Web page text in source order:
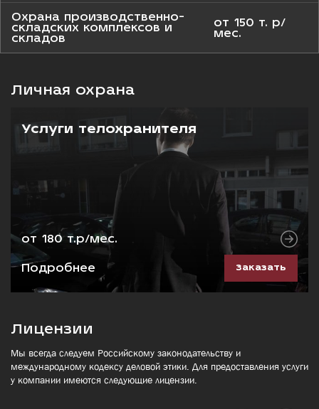
Охрана производственно-
складских комплексов и
складов
от 150 т. р/
мес.
Личная охрана
Услуги телохранителя
от 180 т.р/мес.
Подробнее Заказать
Лицензии
Мы всегда следуем Российскому законодательству и
международному кодексу деловой этики. Для предоставления услуги
у компании имеются следующие лицензии.